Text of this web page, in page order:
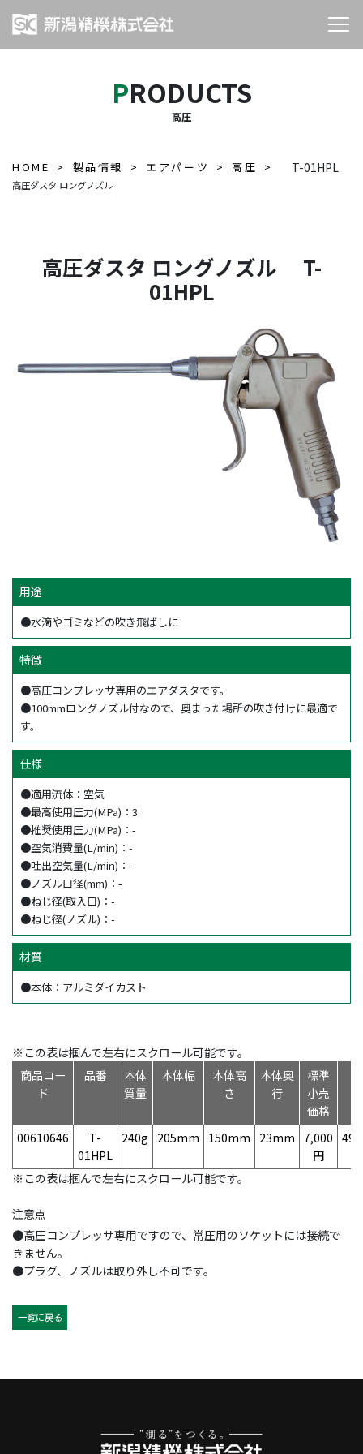
PRODUCTS
高圧
HOME 製品情報 エアパーツ 高圧
高圧ダスタ ロングノズル
T-01HPL
高圧ダスタ ロングノズル T-
01HPL
用途
●水滴やゴミなどの吹き飛ばしに
特徴
●高圧コンプレッサ専用のエアダスタです。
●100mmロングノズル付なので、奥まった場所の吹き付けに最適で
す。
仕様
●適用流体：空気
●最高使用圧力(MPa)：3
●推奨使用圧力(MPa)：-
●空気消費量(L/min)：-
●吐出空気量(L/min)：-
●ノズル口径(mm)：-
●ねじ径(取入口)：-
●ねじ径(ノズル)：-
材質
●本体：アルミダイカスト
※この表は掴んで左右にスクロール可能です。
商品コー
ド
品番
本体
質量
本体幅
本体高
さ
本体奥
行
標準
小売
価格
00610646
T-
01HPL
240g 205mm 150mm 23mm
7,000
円
※この表は掴んで左右にスクロール可能です。
注意点
●高圧コンプレッサ専用ですので、常圧用のソケットには接続で
きません。
●プラグ、ノズルは取り外し不可です。
一覧に戻る